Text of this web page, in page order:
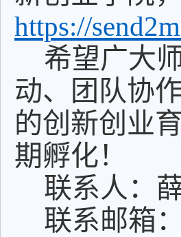
https://
希望广大
动、团队协
的创新创业
期孵化！
联系人：
联系邮箱：